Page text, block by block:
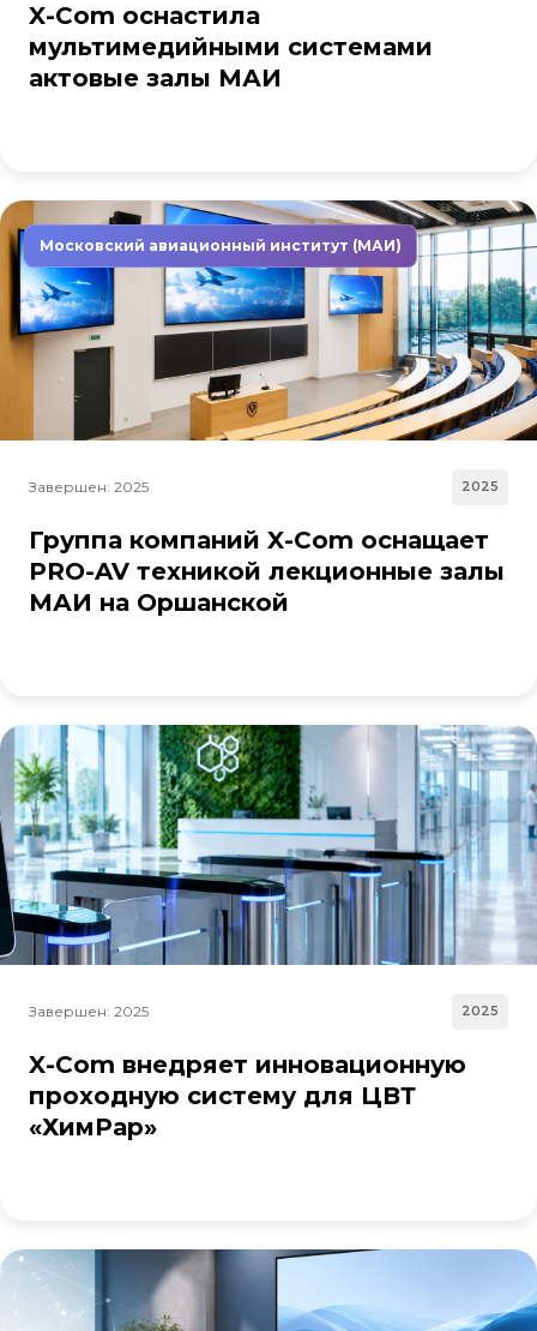
X-Com оснастила
мультимедийными системами
актовые залы МАИ
Московский авиационный институт (МАИ)
Завершен: 2025 2025
Группа компаний X-Com оснащает
PRO-AV техникой лекционные залы
МАИ на Оршанской
Завершен: 2025 2025
X-Com внедряет инновационную
проходную систему для ЦВТ
«ХимРар»